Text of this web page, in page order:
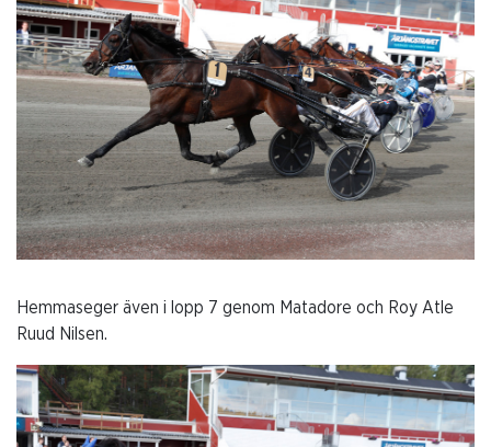
Hemmaseger även i lopp 7 genom Matadore och Roy Atle
Ruud Nilsen.